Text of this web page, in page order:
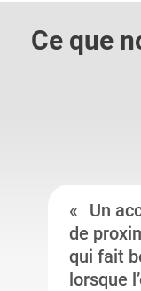
Ce que
Un
de
qui fait
lorsque